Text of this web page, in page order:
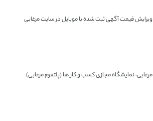
ویرایش قیمت آگهی ثبت شده با موبایل در سایت مرغابی
مرغابی، نمایشگاه مجازی کسب و کار ها (پلتفرم مرغابی)